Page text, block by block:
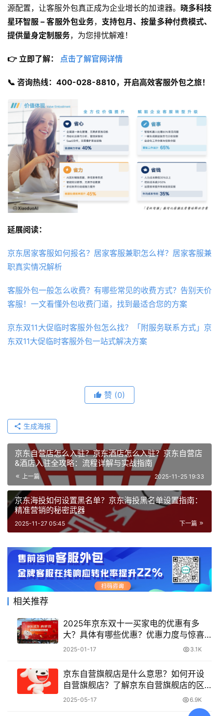
源配置，让客服外包真正成为企业增长的加速器。 晓多科技
星环智服 – 客服外包业务， 支持包月、按量多种付费模式、
提供量身定制服务，为您排忧解难！
👉 立即了解： 点击了解官网详情
📞 咨询热线：400-028-8810，开启高效客服外包之旅！
延展阅读：
京东居家客服如何报名？居家客服兼职怎么样？居家客服兼
职真实情况解析
客服外包一般怎么收费？有哪些常见的收费方式？告别天价
客服！一文看懂外包收费门道，找到最适合您的方案
京东双11大促临时客服外包怎么找？「附服务联系方式」京
东双11大促临时客服外包一站式解决方案
赞 (0)
生成海报
京东自营店怎么入驻？京东酒店怎么入驻？京东自营店
&酒店入驻全攻略：流程详解与实战指南
上一篇 2025-11-25 19:33
京东海投如何设置黑名单？京东海投黑名单设置指南：
精准营销的秘密武器
下一篇
2025-11-27 05:45
相关推荐
2025年京东双十一买家电的优惠有多
大？具体有哪些优惠？优惠力度与惊喜
多多
2025-01-17 3.1K
京东自营旗舰店是什么意思？如何开设
自营旗舰店？了解京东自营旗舰店的区
别！
2025-05-17 6.9K